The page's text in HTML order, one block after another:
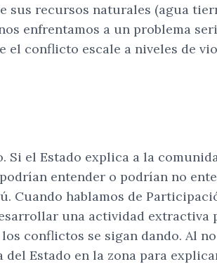
recursos naturales (agua
enfrentamos a un problema
el conflicto escale a niveles de
el Estado explica a la
entender o podrían no
Cuando hablamos de
una actividad extractiva
conflictos se sigan dando. Al
Estado en la zona para